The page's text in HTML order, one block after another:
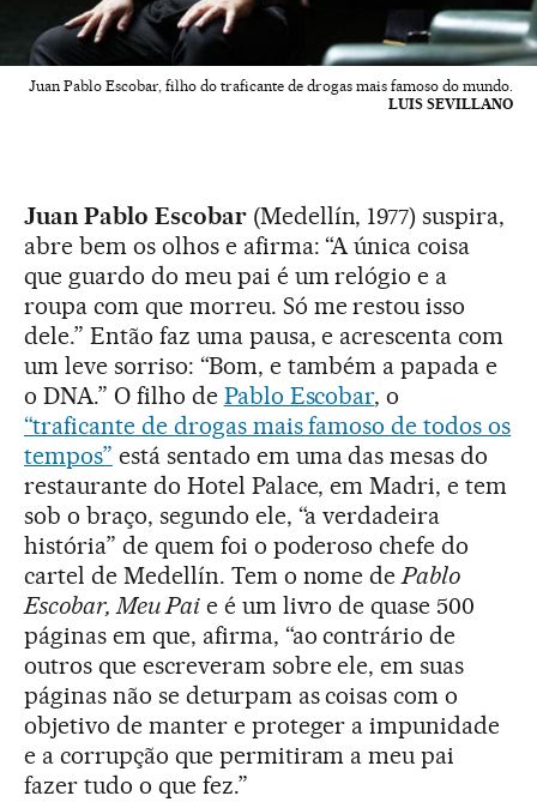
Juan Pablo Escobar, filho do traficante de drogas mais famoso do mundo.
LUIS SEVILLANO
Juan Pablo Escobar(Medellín, 1977) suspira,
abre bem os olhos e afirma: “A única coisa
que guardo do meu pai é um relógio e a
roupa com que morreu. Só me restou isso
dele.” Então faz uma pausa, e acrescenta com
um leve sorriso: “Bom, e também a papada e
o DNA.” O filho de Pablo Escobar, o
“traficante de drogas mais famoso de todos os
tempos” está sentado em uma das mesas do
restaurante do Hotel Palace, em Madri, e tem
sob o braço, segundo ele, “a verdadeira
história” de quem foi o poderoso chefe do
cartel de Medellín. Tem o nome dePablo
Escobar, Meu Paie é um livro de quase 500
páginas em que, afirma, “ao contrário de
outros que escreveram sobre ele, em suas
páginas não se deturpam as coisas com o
objetivo de manter e proteger a impunidade
e a corrupção que permitiram a meu pai
fazer tudo o que fez.”